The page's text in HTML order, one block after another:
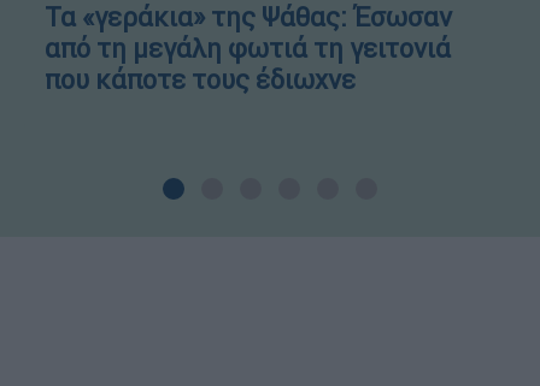
Τα «γεράκια» της Ψάθας: Έσωσαν
από τη μεγάλη φωτιά τη γειτονιά
που κάποτε τους έδιωχνε